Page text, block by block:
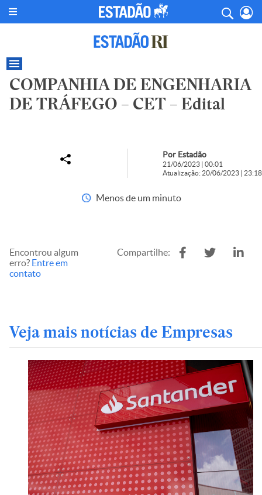
COMPANHIA DE ENGENHARIA
DE TRÁFEGO – CET – Edital
Por Estadão
21/06/2023 | 00:01
Atualização: 20/06/2023 | 23:18
Menos de um minuto
Encontrou algum
erro? Entre em
contato
Compartilhe:
Veja mais notícias de Empresas